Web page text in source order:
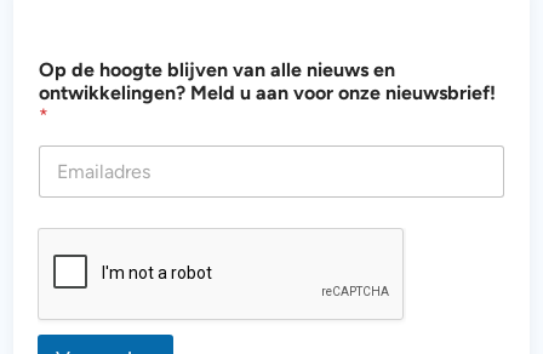
v
a
n
*
Op de hoogte blijven van alle nieuws en
ontwikkelingen? Meld u aan voor onze nieuwsbrief!
*